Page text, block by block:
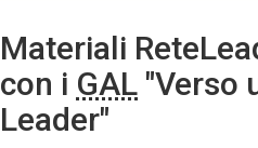
Materiali
con i GAL "Verso
Leader"